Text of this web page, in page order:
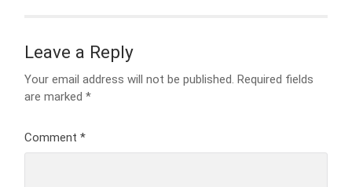
Leave a Reply
Your email address will not be published. Required fields
are marked*
Comment*